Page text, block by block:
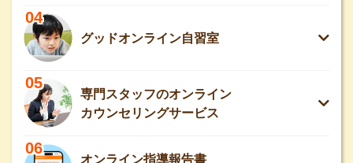
04
グッドオンライン自習室
05
専門スタッフのオンライン
カウンセリングサービス
06
オンライン指導報告書